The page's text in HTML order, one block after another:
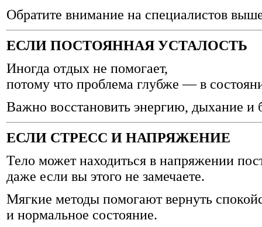
Обратите внимание на специалистов
ЕСЛИ ПОСТОЯННАЯ УСТАЛОСТЬ
Иногда отдых не помогает,
потому что проблема глубже — в
Важно восстановить энергию, дыхание и
ЕСЛИ СТРЕСС И НАПРЯЖЕНИЕ
Тело может находиться в напряжении
даже если вы этого не замечаете.
Мягкие методы помогают вернуть
и нормальное состояние.